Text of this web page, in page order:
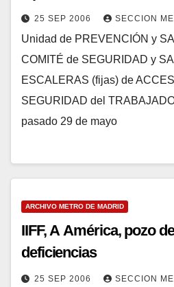
25 SEP 2006 SECCION
Unidad de PREVENCIÓN y
COMITÉ de SEGURIDAD y
ESCALERAS (fijas) de
SEGURIDAD del
pasado 29 de mayo
ARCHIVO METRO DE MADRID
IIFF, A América, pozo
deficiencias
25 SEP 2006 SECCION